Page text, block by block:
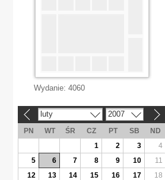
Wydanie: 4060
luty 2007
PN WT ŚR CZ PT SB
ND
1
2 3
4
5
6 7 8 9 10
11
12
13 14 15 16 17
18